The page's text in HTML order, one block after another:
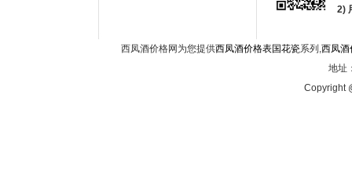
2)
西凤酒价格网为您提供西凤酒价格表国花瓷系列,西凤酒
地址
Copyright